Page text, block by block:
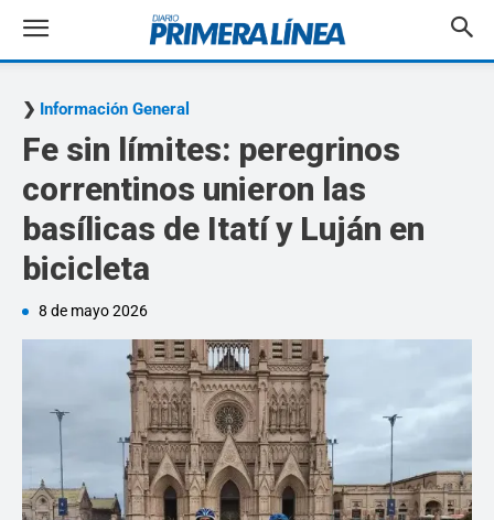
Información General
Fe sin límites: peregrinos
correntinos unieron las
basílicas de Itatí y Luján en
bicicleta
8 de mayo 2026